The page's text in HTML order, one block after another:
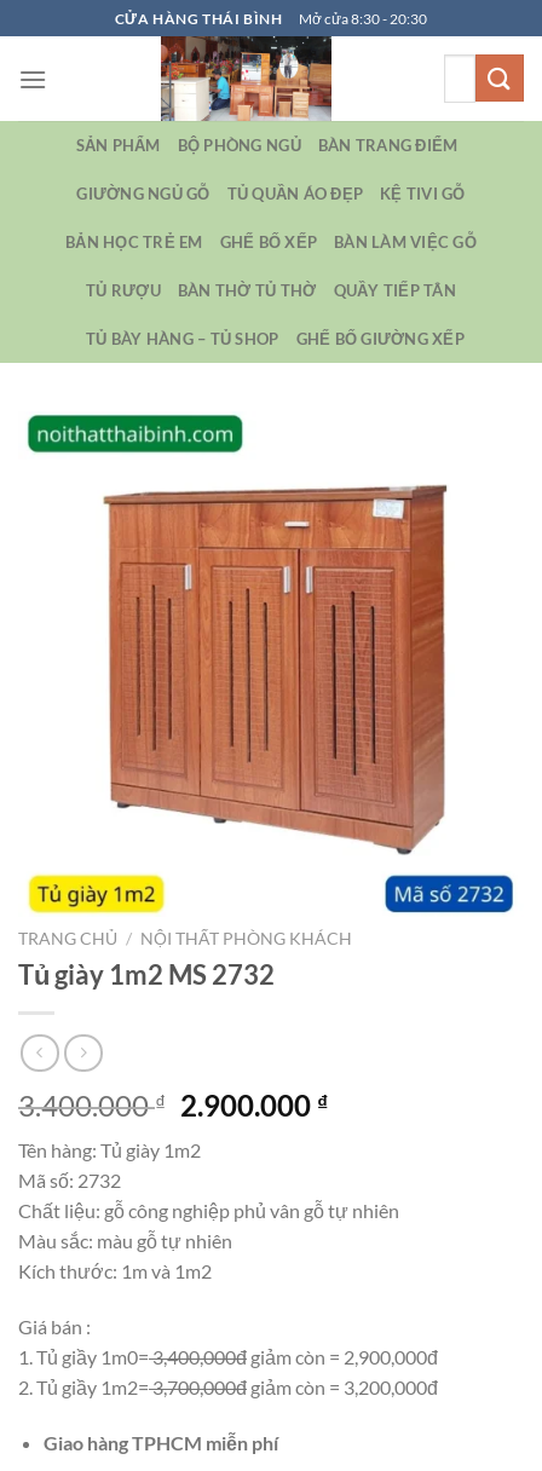
qua
nội
CỬA HÀNG THÁI BÌNH Mở cửa 8:30 - 20:30
SẢN PHẨM BỘ PHÒNG NGỦ BÀN TRANG ĐIỂM
GIƯỜNG NGỦ GỖ TỦ QUẦN ÁO ĐẸP KỆ TIVI GỖ
BẢN HỌC TRẺ EM GHẾ BỐ XẾP BÀN LÀM VIỆC GỖ
TỦ RƯỢU BÀN THỜ TỦ THỜ QUẦY TIẾP TÂN
TỦ BÀY HÀNG – TỦ SHOP GHẾ BỐ GIƯỜNG XẾP
TRANG CHỦ / NỘI THẤT PHÒNG KHÁCH
Tủ giày 1m2 MS 2732
3.400.000₫
Giá
là:
3.400.000 ₫.
2.900.000 ₫Giá
2.900.000 ₫.
Tên hàng: Tủ giày 1m2
Mã số: 2732
Chất liệu: gỗ công nghiệp phủ vân gỗ tự nhiên
Màu sắc: màu gỗ tự nhiên
Kích thước: 1m và 1m2
Giá bán :
1. Tủ giầy 1m0=3,400,000đ giảm còn = 2,900,000đ
2. Tủ giầy 1m2=3,700,000đ giảm còn = 3,200,000đ
Giao hàng TPHCM miễn phí